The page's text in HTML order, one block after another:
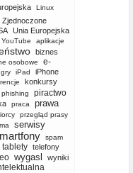
Linux
Zjednoczone
Unia Europejska
YouTube aplikacje
biznes
osobowe
e-
gry iPad iPhone
konkursy
phishing piractwo
praca
prawa
przegląd prasy
serwisy
spam
tablety telefony
wygasl
wyniki